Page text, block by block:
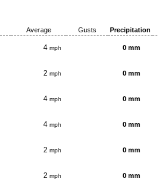
Average Gusts Precipitation
4 mph 0 mm
2 mph 0 mm
4 mph 0 mm
4 mph 0 mm
2 mph 0 mm
2 mph 0 mm